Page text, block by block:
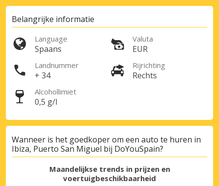
Belangrijke informatie
Language
Spaans
Valuta
EUR
Landnummer
+ 34
Rijrichting
Rechts
Alcohollimiet
0,5 g/l
Wanneer is het goedkoper om een auto te huren in
Ibiza, Puerto San Miguel bij DoYouSpain?
Maandelijkse trends in prijzen en
voertuigbeschikbaarheid